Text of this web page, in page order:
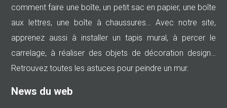
comment faire une boîte, un petit sac en papier, une boîte
aux lettres, une boîte à chaussures… Avec notre site,
apprenez aussi à installer un tapis mural, à percer le
carrelage, à réaliser des objets de décoration design…
Retrouvez toutes les astuces pour peindre un mur.
News du web